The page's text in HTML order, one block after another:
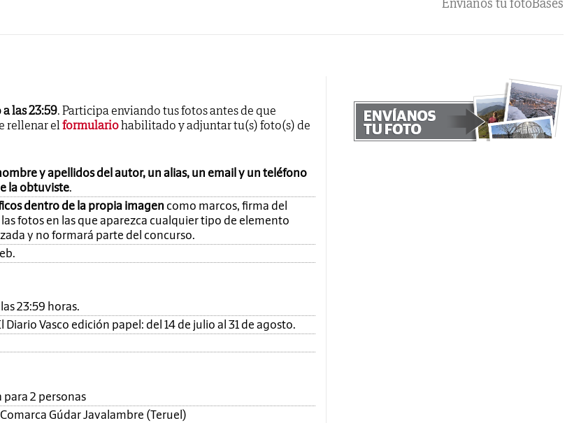
Envíanos tu fotoBases
las 23:59. Participa enviando tus fotos antes de que
rellenar elformulariohabilitado y adjuntar tu(s) foto(s) de
y apellidos del autor, un alias, un email y un teléfono
la obtuviste.
dentro de la propia imagen como marcos, firma del
fotos en las que aparezca cualquier tipo de elemento
y no formará parte del concurso.
23:59 horas.
Vasco edición papel: del 14 de julio al 31 de agosto.
para 2 personas
Gúdar Javalambre (Teruel)